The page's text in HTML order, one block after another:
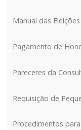
Manual das Eleições
Pagamento de
Pareceres da
Requisição de
Procedimentos